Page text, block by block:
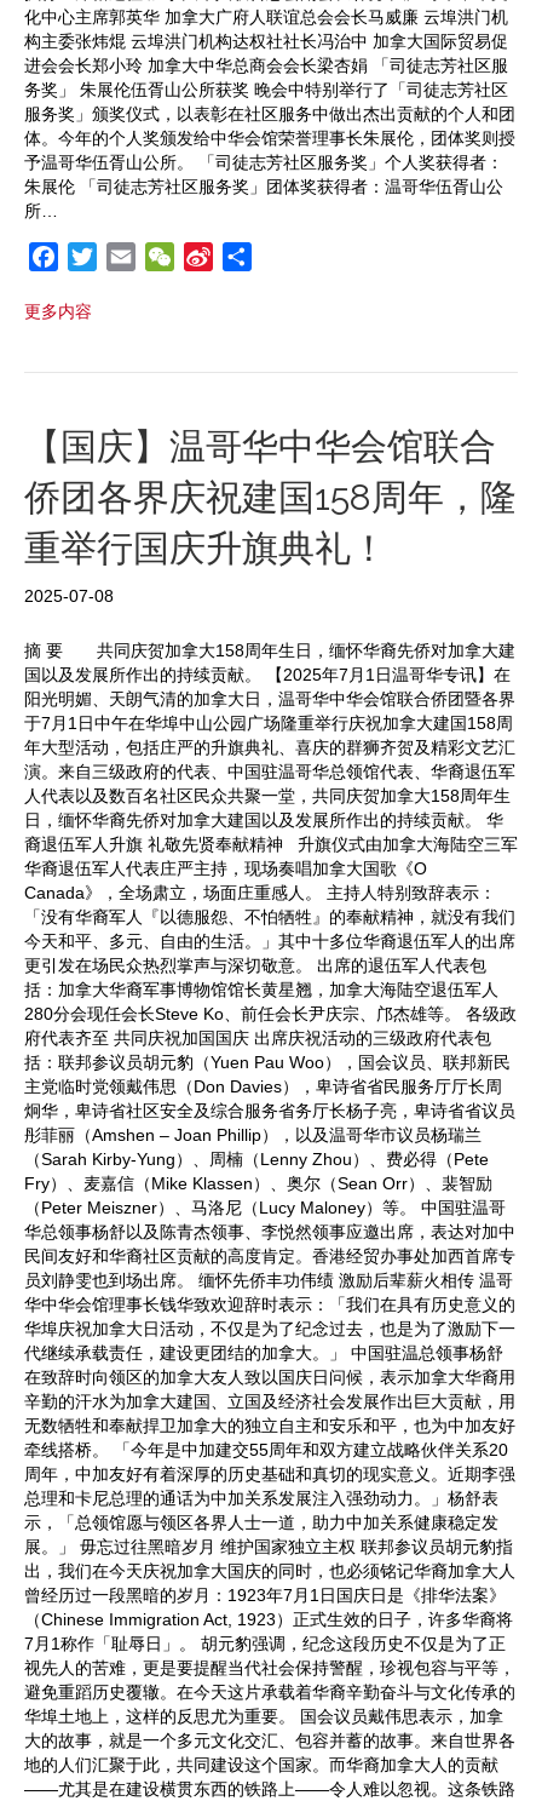
化中心主席郭英华 加拿大广府人联谊总会会长马威廉 云埠洪门机
构主委张炜焜 云埠洪门机构达权社社长冯治中 加拿大国际贸易促
进会会长郑小玲 加拿大中华总商会会长梁杏娟 「司徒志芳社区服
务奖」 朱展伦伍胥山公所获奖 晚会中特别举行了「司徒志芳社区
服务奖」颁奖仪式，以表彰在社区服务中做出杰出贡献的个人和团
体。今年的个人奖颁发给中华会馆荣誉理事长朱展伦，团体奖则授
予温哥华伍胥山公所。 「司徒志芳社区服务奖」个人奖获得者：
朱展伦 「司徒志芳社区服务奖」团体奖获得者：温哥华伍胥山公
所…
c
b
o
k
t
r
l
W
a
W
i
b
o
e
更多内容
【国庆】温哥华中华会馆联合
侨团各界庆祝建国158周年，隆
重举行国庆升旗典礼！
2025-07-08
摘 要 共同庆贺加拿大158周年生日，缅怀华裔先侨对加拿大建
国以及发展所作出的持续贡献。 【2025年7月1日温哥华专讯】在
阳光明媚、天朗气清的加拿大日，温哥华中华会馆联合侨团暨各界
于7月1日中午在华埠中山公园广场隆重举行庆祝加拿大建国158周
年大型活动，包括庄严的升旗典礼、喜庆的群狮齐贺及精彩文艺汇
演。来自三级政府的代表、中国驻温哥华总领馆代表、华裔退伍军
人代表以及数百名社区民众共聚一堂，共同庆贺加拿大158周年生
日，缅怀华裔先侨对加拿大建国以及发展所作出的持续贡献。 华
裔退伍军人升旗 礼敬先贤奉献精神 升旗仪式由加拿大海陆空三军
华裔退伍军人代表庄严主持，现场奏唱加拿大国歌《O
Canada》，全场肃立，场面庄重感人。 主持人特别致辞表示：
「没有华裔军人『以德服怨、不怕牺牲』的奉献精神，就没有我们
今天和平、多元、自由的生活。」其中十多位华裔退伍军人的出席
更引发在场民众热烈掌声与深切敬意。 出席的退伍军人代表包
括：加拿大华裔军事博物馆馆长黄星翘，加拿大海陆空退伍军人
280分会现任会长Steve Ko、前任会长尹庆宗、邝杰雄等。 各级政
府代表齐至 共同庆祝加国国庆 出席庆祝活动的三级政府代表包
括：联邦参议员胡元豹（Yuen Pau Woo），国会议员、联邦新民
主党临时党领戴伟思（Don Davies），卑诗省省民服务厅厅长周
炯华，卑诗省社区安全及综合服务省务厅长杨子亮，卑诗省省议员
彤菲丽（Amshen – Joan Phillip），以及温哥华市议员杨瑞兰
（Sarah Kirby-Yung）、周楠（Lenny Zhou）、费必得（Pete
Fry）、麦嘉信（Mike Klassen）、奥尔（Sean Orr）、裴智励
（Peter Meiszner）、马洛尼（Lucy Maloney）等。 中国驻温哥
华总领事杨舒以及陈青杰领事、李悦然领事应邀出席，表达对加中
民间友好和华裔社区贡献的高度肯定。香港经贸办事处加西首席专
员刘静雯也到场出席。 缅怀先侨丰功伟绩 激励后辈薪火相传 温哥
华中华会馆理事长钱华致欢迎辞时表示：「我们在具有历史意义的
华埠庆祝加拿大日活动，不仅是为了纪念过去，也是为了激励下一
代继续承载责任，建设更团结的加拿大。」 中国驻温总领事杨舒
在致辞时向领区的加拿大友人致以国庆日问候，表示加拿大华裔用
辛勤的汗水为加拿大建国、立国及经济社会发展作出巨大贡献，用
无数牺牲和奉献捍卫加拿大的独立自主和安乐和平，也为中加友好
牵线搭桥。 「今年是中加建交55周年和双方建立战略伙伴关系20
周年，中加友好有着深厚的历史基础和真切的现实意义。近期李强
总理和卡尼总理的通话为中加关系发展注入强劲动力。」杨舒表
示，「总领馆愿与领区各界人士一道，助力中加关系健康稳定发
展。」 毋忘过往黑暗岁月 维护国家独立主权 联邦参议员胡元豹指
出，我们在今天庆祝加拿大国庆的同时，也必须铭记华裔加拿大人
曾经历过一段黑暗的岁月：1923年7月1日国庆日是《排华法案》
（Chinese Immigration Act, 1923）正式生效的日子，许多华裔将
7月1称作「耻辱日」。 胡元豹强调，纪念这段历史不仅是为了正
视先人的苦难，更是要提醒当代社会保持警醒，珍视包容与平等，
避免重蹈历史覆辙。在今天这片承载着华裔辛勤奋斗与文化传承的
华埠土地上，这样的反思尤为重要。 国会议员戴伟思表示，加拿
大的故事，就是一个多元文化交汇、包容并蓄的故事。来自世界各
地的人们汇聚于此，共同建设这个国家。而华裔加拿大人的贡献
——尤其是在建设横贯东西的铁路上——令人难以忽视。这条铁路